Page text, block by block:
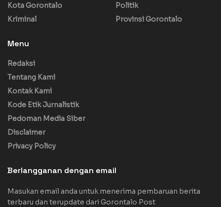
Kota Gorontalo
Kriminal
Politik
Provinsi Gorontalo
Menu
Redaksi
Tentang Kami
Kontak Kami
Kode Etik Jurnalistik
Pedoman Media Siber
Disclaimer
Privacy Policy
Berlangganan dengan email
Masukan email anda untuk menerima pembaruan berita
terbaru dan terupdate dari Gorontalo Post